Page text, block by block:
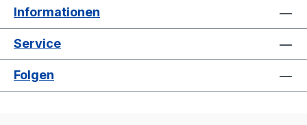
Informationen
Service
Folgen